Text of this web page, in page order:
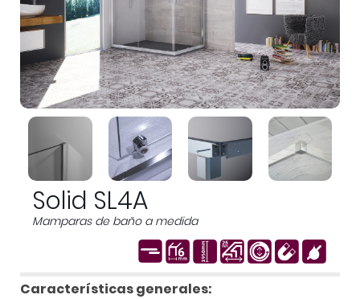
Solid SL4A
Mamparas de baño a medida
Características generales: